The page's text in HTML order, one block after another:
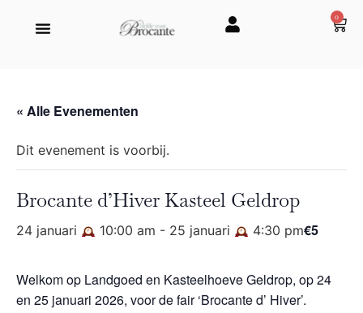
0
« Alle Evenementen
Dit evenement is voorbij.
Brocante d’Hiver Kasteel Geldrop
24 januari 10:00 am - 25 januari 4:30 pm€5
Welkom op Landgoed en Kasteelhoeve Geldrop, op 24
en 25 januari 2026, voor de fair ‘Brocante d’ Hiver’.